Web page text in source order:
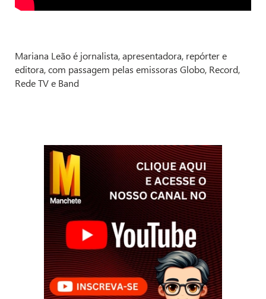
Mariana Leão é jornalista, apresentadora, repórter e
editora, com passagem pelas emissoras Globo, Record,
Rede TV e Band